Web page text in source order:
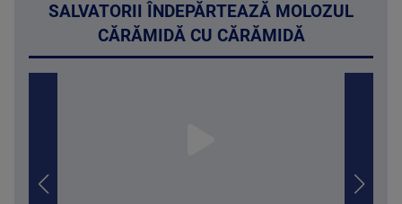
SALVATORII ÎNDEPĂRTEAZĂ MOLOZUL
CĂRĂMIDĂ CU CĂRĂMIDĂ